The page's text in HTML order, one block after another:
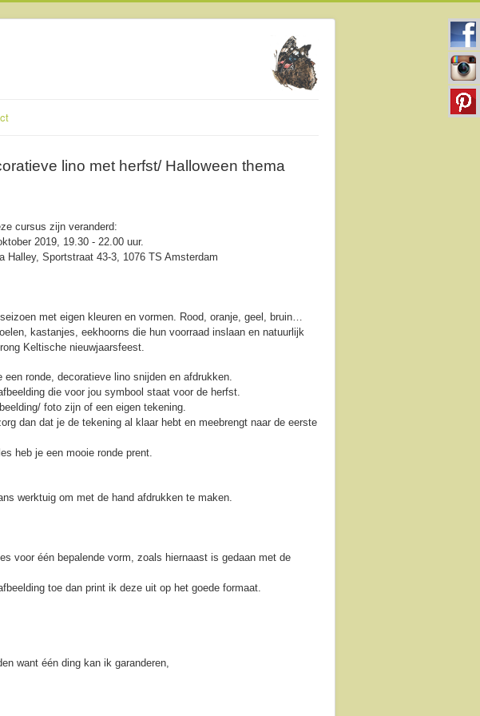
lino met herfst/ Halloween thema
cursus zijn veranderd:
2019, 19.30 - 22.00 uur.
Halley, Sportstraat 43-3, 1076 TS Amsterdam
met eigen kleuren en vormen. Rood, oranje, geel, bruin…
kastanjes, eekhoorns die hun voorraad inslaan en natuurlijk
Keltische nieuwjaarsfeest.
ronde, decoratieve lino snijden en afdrukken.
die voor jou symbool staat voor de herfst.
foto zijn of een eigen tekening.
dan dat je de tekening al klaar hebt en meebrengt naar de eerste
les heb je een mooie ronde prent.
werktuig om met de hand afdrukken te maken.
voor één bepalende vorm, zoals hiernaast is gedaan met de
toe dan print ik deze uit op het goede formaat.
want één ding kan ik garanderen,